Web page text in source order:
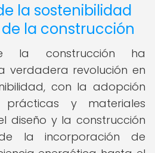
la sostenibilidad
la construcción
la construcción ha
verdadera revolución en
con la adopción
y materiales
diseño y la construcción
la incorporación de